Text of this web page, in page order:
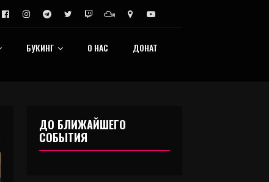
БУКИНГ О НАС ДОНАТ
ДО БЛИЖАЙШЕГО
СОБЫТИЯ